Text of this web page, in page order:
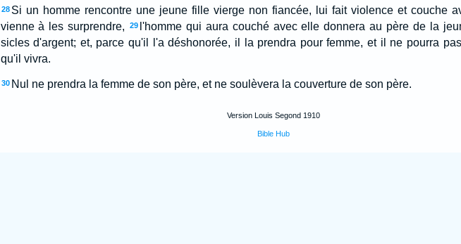
28 Si un homme rencontre une jeune fille vierge non fiancée, lui fait violence et couche
vienne à les surprendre,
29 l'homme qui aura couché avec elle donnera au père de la
sicles d'argent; et, parce qu'il l'a déshonorée, il la prendra pour femme, et il ne pourra
qu'il vivra.
30 Nul ne prendra la femme de son père, et ne soulèvera la couverture de son père.
Version Louis Segond 1910
Bible Hub